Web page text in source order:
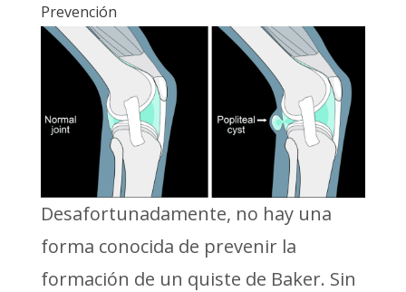
Prevención
Desafortunadamente, no hay una
forma conocida de prevenir la
formación de un quiste de Baker. Sin